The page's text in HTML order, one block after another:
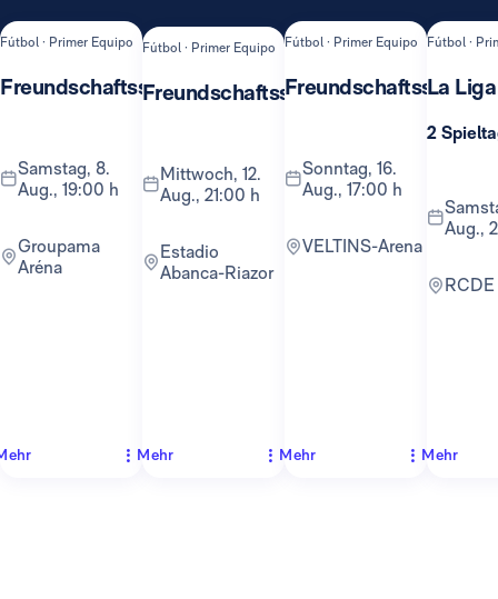
Fútbol · Primer Equipo
Freundschaftsspiel
Samstag, 8.
Aug., 19:00 h
Groupama
Aréna
Fútbol · Primer Equipo
Freundschaftsspiel
Mittwoch, 12.
Aug., 21:00 h
Estadio
Abanca-Riazor
Mehr
Fútbol · Primer Equipo
Freundschaftsspiel
Sonntag, 16.
Aug., 17:00 h
VELTINS-Arena
Mehr
Fútbol ·
La Liga
2
Samstag, 22.
Aug.,
Mehr